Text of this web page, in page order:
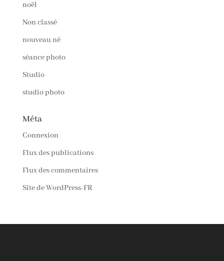
noël
Non classé
nouveau né
séance photo
Studio
studio photo
Méta
Connexion
Flux des publications
Flux des commentaires
Site de WordPress-FR